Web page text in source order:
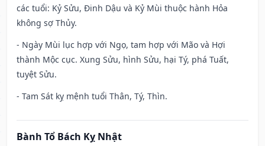
các tuổi: Kỷ Sửu, Đinh Dậu và Kỷ Mùi thuộc hành Hỏa
không sợ Thủy.
- Ngày Mùi lục hợp với Ngọ, tam hợp với Mão và Hợi
thành Mộc cục. Xung Sửu, hình Sửu, hại Tý, phá Tuất,
tuyệt Sửu.
- Tam Sát kỵ mệnh tuổi Thân, Tý, Thìn.
Bành Tổ Bách Kỵ Nhật